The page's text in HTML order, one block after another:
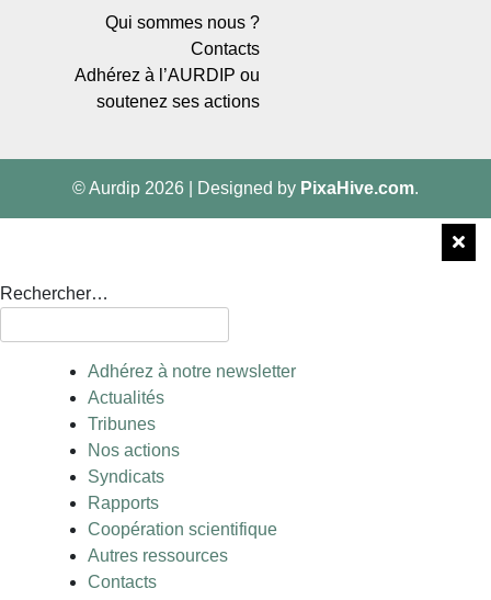
Qui sommes nous ?
Contacts
Adhérez à l’AURDIP ou
soutenez ses actions
© Aurdip 2026 Designed by PixaHive.com.
Rechercher…
Adhérez à notre newsletter
Actualités
Tribunes
Nos actions
Syndicats
Rapports
Coopération scientifique
Autres ressources
Contacts